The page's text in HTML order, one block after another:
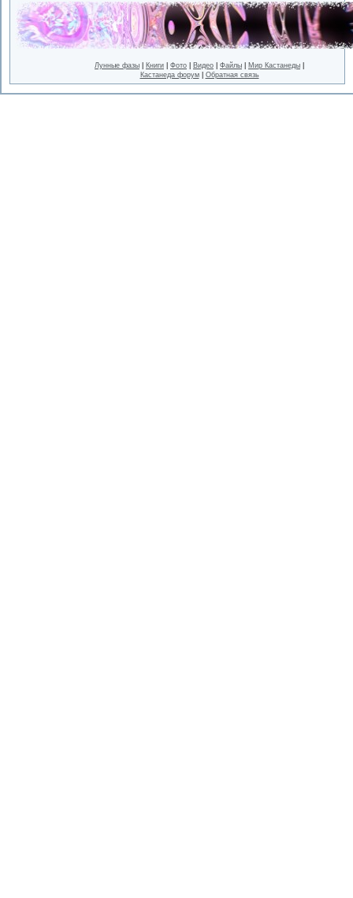
Лунные фазы Книги Фото Видео Файлы Мир Кастанеды
Кастанеда форум| Обратная связь